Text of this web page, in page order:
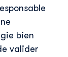
bien
valider